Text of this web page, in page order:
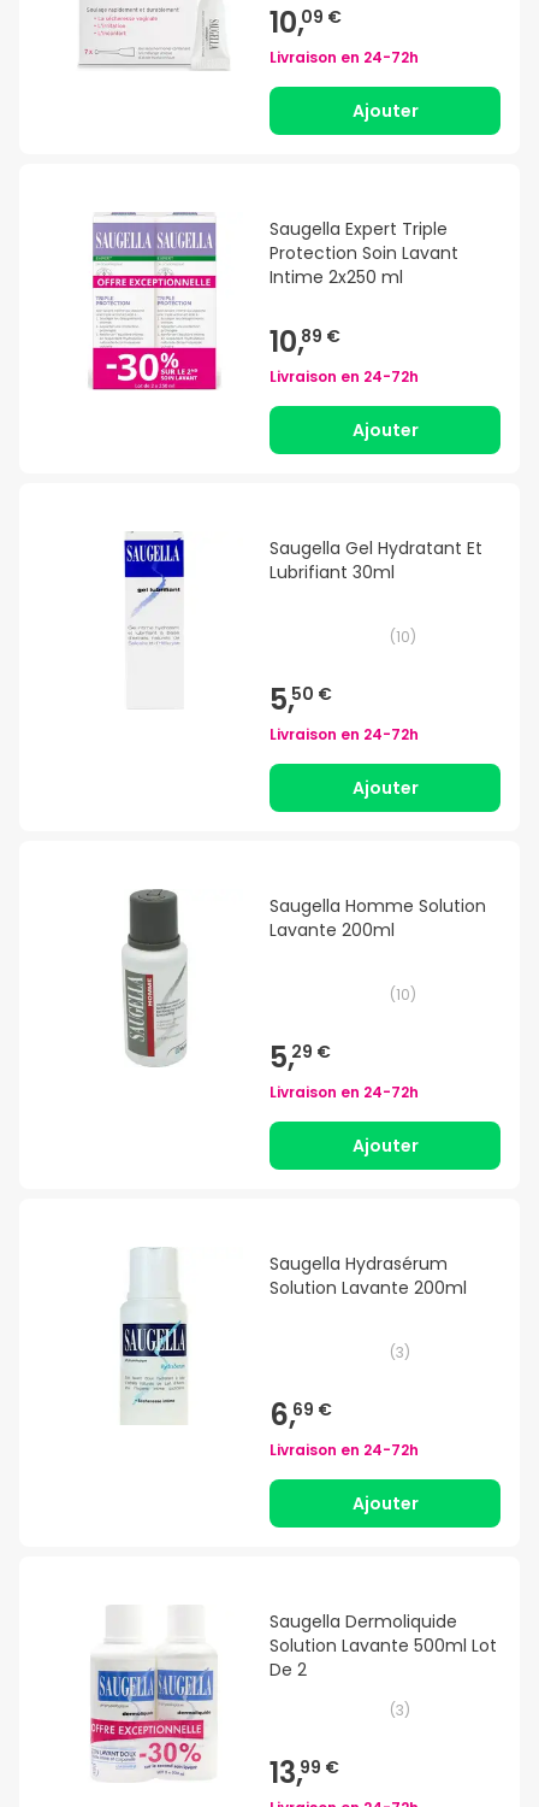
10,09 €
Livraison en 24-72h
Ajouter
Saugella Expert Triple
Protection Soin Lavant
Intime 2x250 ml
10,89 €
Livraison en 24-72h
Ajouter
Saugella Gel Hydratant Et
Lubrifiant 30ml
(10)
5,50 €
Livraison en 24-72h
Ajouter
Saugella Homme Solution
Lavante 200ml
(10)
5,29 €
Livraison en 24-72h
Ajouter
Saugella Hydrasérum
Solution Lavante 200ml
(3)
6,69 €
Livraison en 24-72h
Ajouter
Saugella Dermoliquide
Solution Lavante 500ml Lot
De 2
(3)
13,99 €